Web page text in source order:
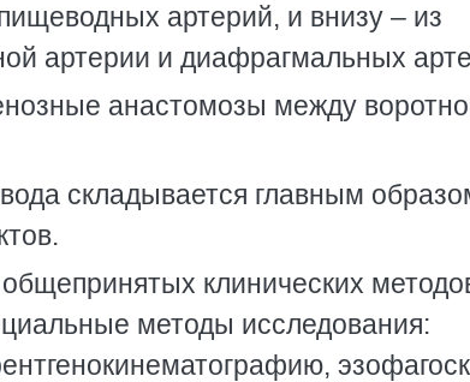
артерий, и внизу – из
артерии и диафрагмальных
анастомозы между
складывается главным
клинических
методы исследования: